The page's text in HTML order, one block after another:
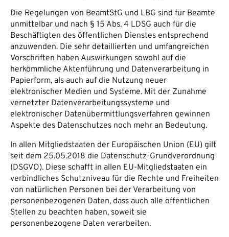
Die Regelungen von BeamtStG und LBG sind für Beamte
unmittelbar und nach § 15 Abs. 4 LDSG auch für die
Beschäftigten des öffentlichen Dienstes entsprechend
anzuwenden. Die sehr detaillierten und umfangreichen
Vorschriften haben Auswirkungen sowohl auf die
herkömmliche Aktenführung und Datenverarbeitung in
Papierform, als auch auf die Nutzung neuer
elektronischer Medien und Systeme. Mit der Zunahme
vernetzter Datenverarbeitungssysteme und
elektronischer Datenübermittlungsverfahren gewinnen
Aspekte des Datenschutzes noch mehr an Bedeutung.
In allen Mitgliedstaaten der Europäischen Union (EU) gilt
seit dem 25.05.2018 die Datenschutz-Grundverordnung
(DSGVO). Diese schafft in allen EU-Mitgliedstaaten ein
verbindliches Schutzniveau für die Rechte und Freiheiten
von natürlichen Personen bei der Verarbeitung von
personenbezogenen Daten, dass auch alle öffentlichen
Stellen zu beachten haben, soweit sie
personenbezogene Daten verarbeiten.